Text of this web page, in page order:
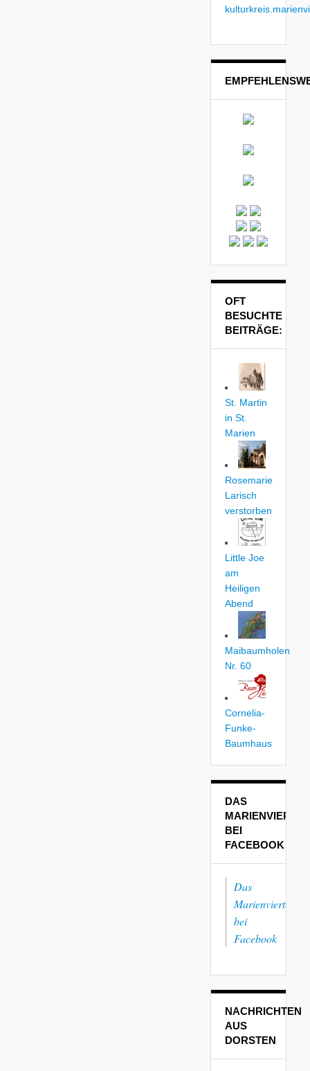
OFT
BESUCHTE
BEITRÄGE:
St. Martin
in St.
Marien
Rosemarie
Larisch
verstorben
Little Joe
am
Heiligen
Abend
Maibaumholen
Nr. 60
Cornelia-
Funke-
Baumhaus
DAS
MARIENVIERTEL
BEI
FACEBOOK
Das
Marienviertel
bei
Facebook
NACHRICHTEN
AUS
DORSTEN